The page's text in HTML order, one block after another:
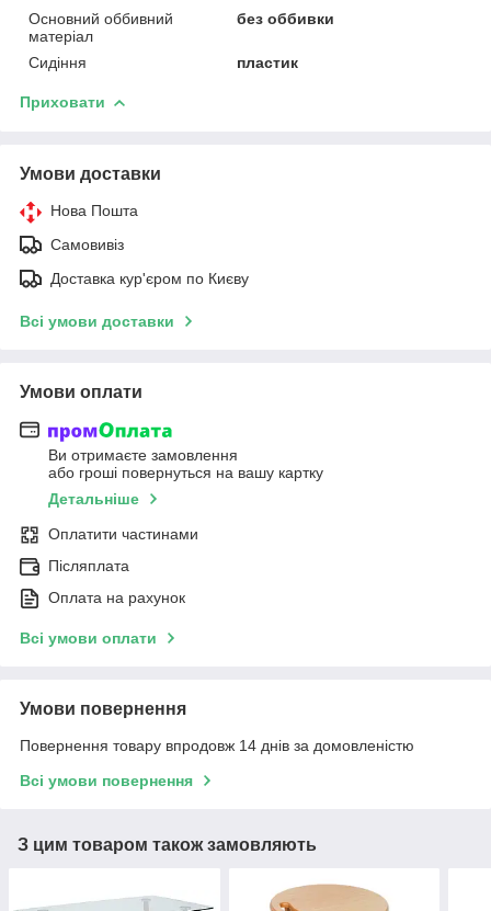
Основний оббивний
матеріал
без оббивки
Сидіння пластик
Приховати
Умови доставки
Нова Пошта
Самовивіз
Доставка кур'єром по Києву
Всі умови доставки
Умови оплати
Ви отримаєте замовлення
або гроші повернуться на вашу картку
Детальніше
Оплатити частинами
Післяплата
Оплата на рахунок
Всі умови оплати
Умови повернення
Повернення товару впродовж 14 днів за домовленістю
Всі умови повернення
З цим товаром також замовляють